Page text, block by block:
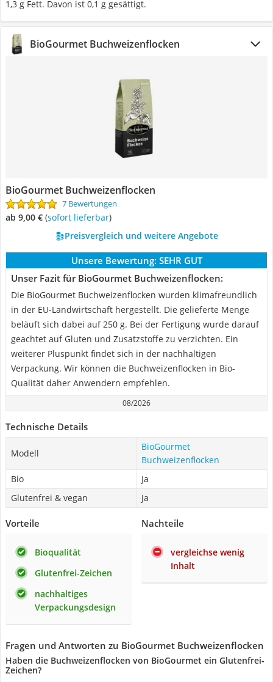
1,3 g Fett. Davon ist 0,1 g gesättigt.
BioGourmet Buchweizenflocken
BioGourmet Buchweizenflocken
7 Bewertungen
ab 9,00 € ( Sofort lieferbar)
Preisvergleich und weitere Angebote
Unsere Bewertung: SEHR GUT
Unser Fazit für BioGourmet Buchweizenflocken:
Die BioGourmet Buchweizenflocken wurden klimafreundlich
in der EU-Landwirtschaft hergestellt. Die gelieferte Menge
beläuft sich dabei auf 250 g. Bei der Fertigung wurde darauf
geachtet auf Gluten und Zusatzstoffe zu verzichten. Ein
weiterer Pluspunkt findet sich in der nachhaltigen
Verpackung. Wir können die Buchweizenflocken in Bio-
Qualität daher Anwendern empfehlen.
08/2026
Technische Details
Modell
BioGourmet
Buchweizenflocken
Bio
Ja
Glutenfrei & vegan
Ja
Vorteile
Bioqualität
Glutenfrei-Zeichen
nachhaltiges
Verpackungsdesign
Nachteile
vergleichse wenig
Inhalt
Fragen und Antworten zu BioGourmet Buchweizenflocken
Haben die Buchweizenflocken von BioGourmet ein Glutenfrei-
Zeichen?